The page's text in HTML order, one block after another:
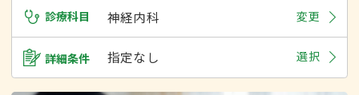
診療科目 神経内科 変更
詳細条件 指定なし 選択